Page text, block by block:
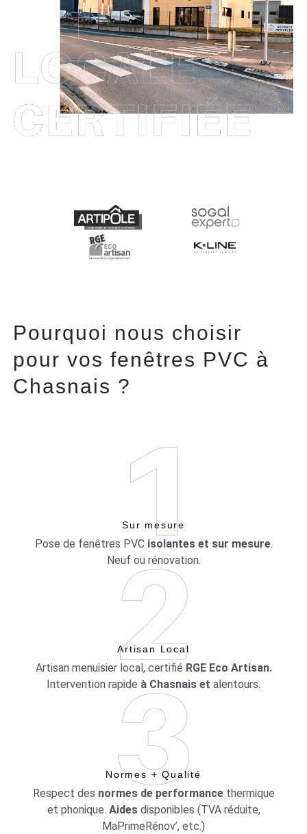
Pourquoi nous choisir
pour vos fenêtres PVC à
Chasnais ?
Sur mesure
Pose de fenêtres PVC isolantes et sur mesure.
Neuf ou rénovation.
Artisan Local
Artisan menuisier local, certifié RGE Eco Artisan.
Intervention rapide à Chasnais et alentours.
Normes + Qualité
Respect des normes de performancethermique
et phonique. Aidesdisponibles (TVA réduite,
MaPrimeRénov’, etc.)